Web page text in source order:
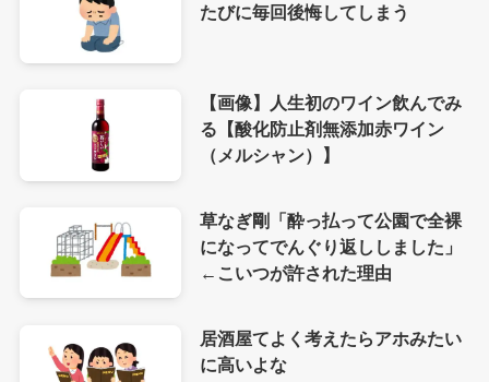
たびに毎回後悔してしまう
【画像】人生初のワイン飲んでみ
る【酸化防止剤無添加赤ワイン
（メルシャン）】
草なぎ剛「酔っ払って公園で全裸
になってでんぐり返ししました」
←こいつが許された理由
居酒屋てよく考えたらアホみたい
に高いよな